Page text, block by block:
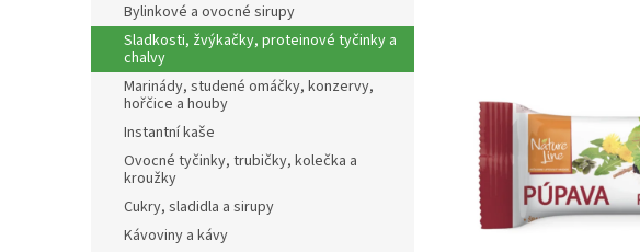
n
í
Bylinkové a ovocné sirupy
Sladkosti, žvýkačky, proteinové tyčinky a
chalvy
Marinády, studené omáčky, konzervy,
hořčice a houby
Instantní kaše
Ovocné tyčinky, trubičky, kolečka a
kroužky
Cukry, sladidla a sirupy
Kávoviny a kávy